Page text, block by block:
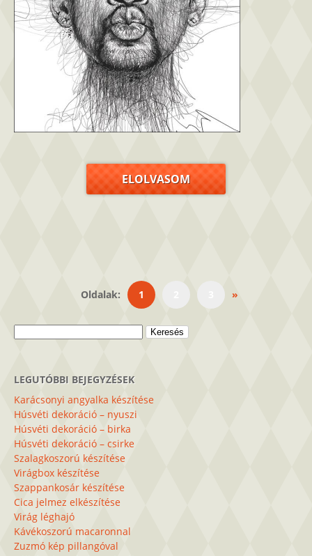
ELOLVASOM
Oldalak: 1 »
LEGUTÓBBI BEJEGYZÉSEK
Karácsonyi angyalka készítése
Húsvéti dekoráció – nyuszi
Húsvéti dekoráció – birka
Húsvéti dekoráció – csirke
Szalagkoszorú készítése
Virágbox készítése
Szappankosár készítése
Cica jelmez elkészítése
Virág léghajó
Kávékoszorú macaronnal
Zuzmó kép pillangóval